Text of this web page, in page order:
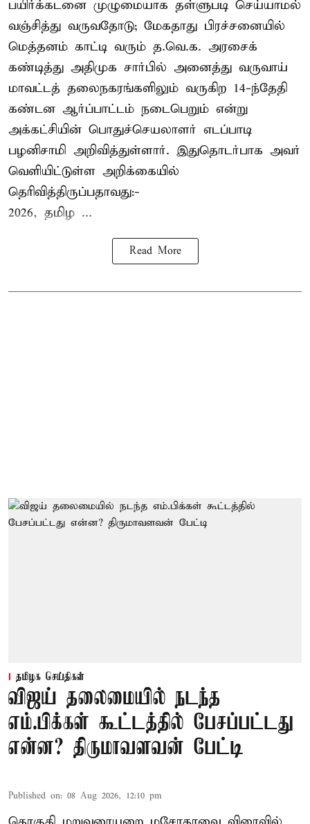
பயிர்க்கடனை முழுமையாக தள்ளுபடி செய்யாமல்
வஞ்சித்து வருவதோடு; மேகதாது பிரச்சனையில்
மெத்தனம் காட்டி வரும் த.வெ.க. அரசைக்
கண்டித்து அதிமுக சார்பில் அனைத்து வருவாய்
மாவட்டத் தலைநகரங்களிலும் வருகிற 14-ந்தேதி
கண்டன ஆர்ப்பாட்டம் நடைபெறும் என்று
அக்கட்சியின் பொதுச்செயலாளர் எடப்பாடி
பழனிசாமி அறிவித்துள்ளார். இதுதொடர்பாக அவர்
வெளியிட்டுள்ள அறிக்கையில்
தெரிவித்திருப்பதாவது:-
2026, தமிழ ...
Read More
தமிழக செய்திகள்
விஜய் தலைமையில் நடந்த
எம்.பிக்கள் கூட்டத்தில் பேசப்பட்டது
என்ன? திருமாவளவன் பேட்டி
Published on: 08 Aug 2026, 12:10 pm